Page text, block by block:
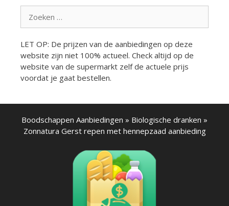
naar:
LET OP: De prijzen van de aanbiedingen op deze
website zijn niet 100% actueel. Check altijd op de
website van de supermarkt zelf de actuele prijs
voordat je gaat bestellen.
Boodschappen Aanbiedingen » Biologische dranken »
Zonnatura Gerst repen met hennepzaad aanbieding